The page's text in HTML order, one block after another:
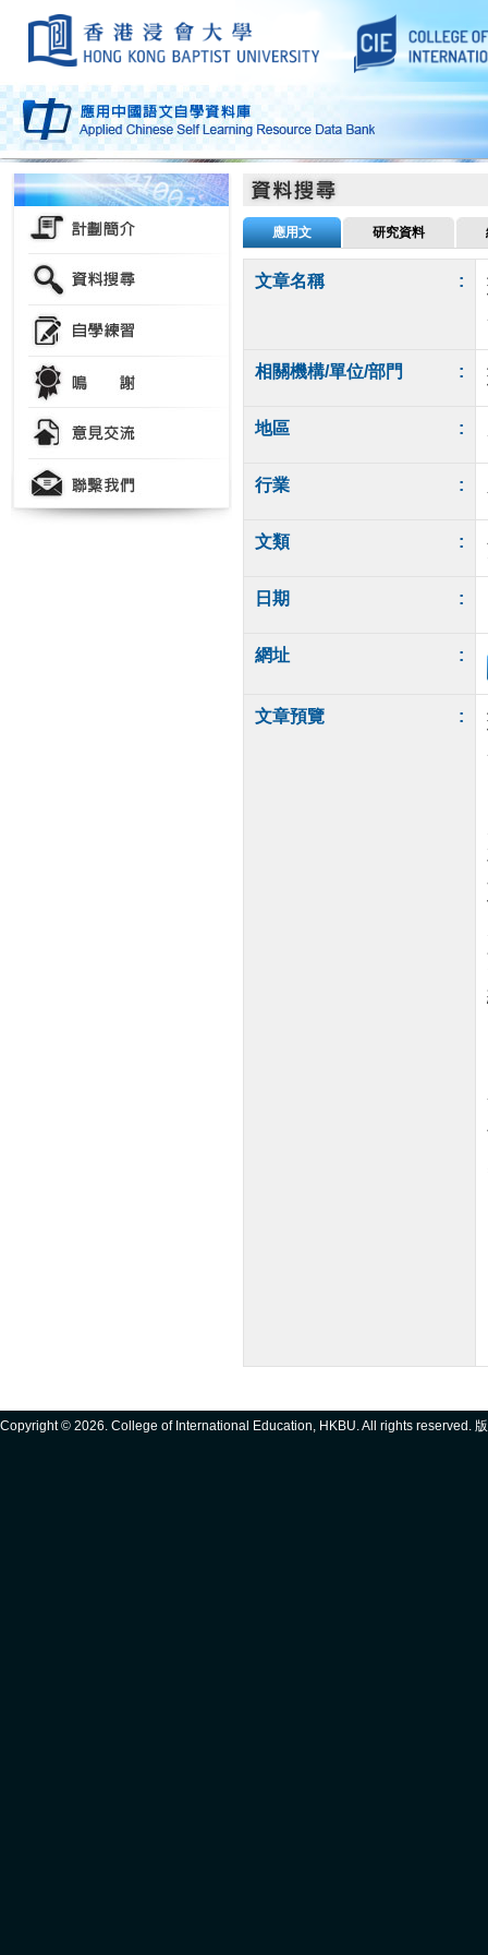
應用文 研究資料
文章名稱 :
相關機構/單位/部門 :
地區 :
行業 :
文類 :
日期 :
網址 :
文章預覽 :
Copyright © 2026. College of International Education, HKBU. All rights reserved.